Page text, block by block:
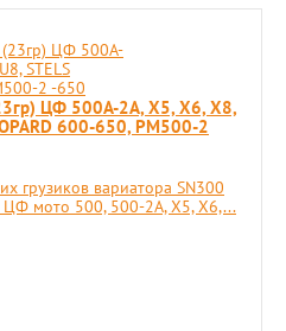
ЦФ 500A-2A, Х5, Х6, Х8,
600-650, РМ500-2
грузиков вариатора SN300
ЦФ мото 500, 500-2А, X5, X6,...